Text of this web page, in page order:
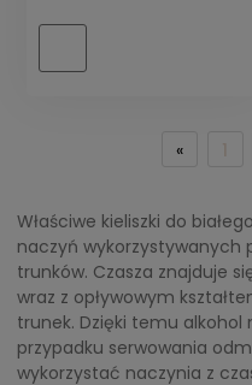
« 1
Właściwe kieliszki do
naczyń wykorzystywanych
trunków. Czasza znajduje
wraz z opływowym
trunek. Dzięki temu alkohol
przypadku serwowania
wykorzystać naczynia z